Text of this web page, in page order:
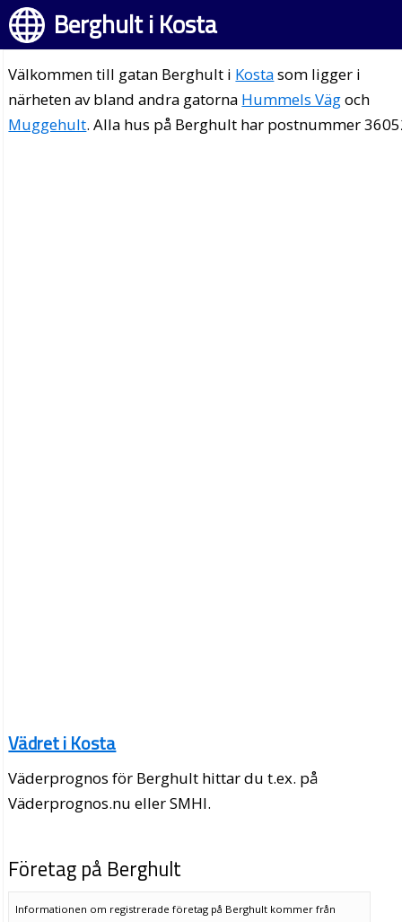
Berghult i Kosta
Välkommen till gatan Berghult i Kostasom ligger i
närheten av bland andra gatorna Hummels Vägoch
Muggehult. Alla hus på Berghult har postnummer
Vädret i Kosta
Väderprognos för Berghult hittar du t.ex. på
Väderprognos.nu eller SMHI.
Företag på Berghult
Informationen om registrerade företag på Berghult kommer från